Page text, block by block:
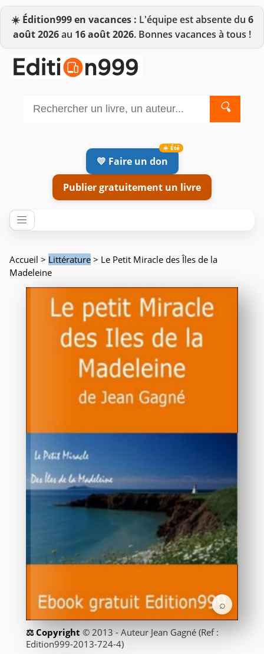
☀️ Édition999 en vacances : L'équipe est absente du 6
août 2026au 16 août 2026. Bonnes vacances à tous !
🔍
💛 Faire un don
Publier gratuitement un livre
Accueil > Littérature > Le Petit Miracle des Îles de la
Madeleine
⌕
© 2013 - Auteur Jean Gagné (Ref :
Edition999-2013-724-4)